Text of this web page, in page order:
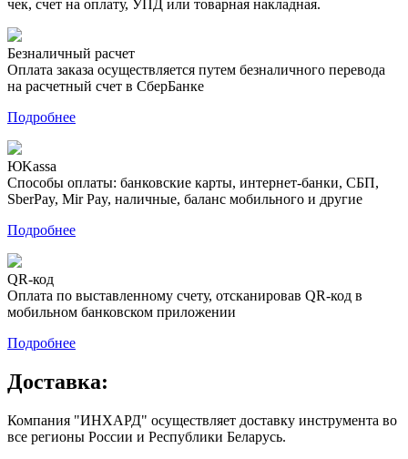
чек, счет на оплату, УПД или товарная накладная.
Безналичный расчет
Оплата заказа осуществляется путем безналичного перевода
на расчетный счет в СберБанке
Подробнее
ЮKassa
Способы оплаты: банковские карты, интернет-банки, СБП,
SberPay, Mir Pay, наличные, баланс мобильного и другие
Подробнее
QR-код
Оплата по выставленному счету, отсканировав QR-код в
мобильном банковском приложении
Подробнее
Доставка:
Компания "ИНХАРД" осуществляет доставку инструмента во
все регионы России и Республики Беларусь.